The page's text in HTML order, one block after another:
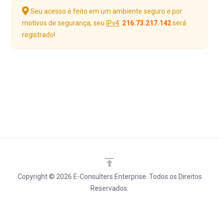
Seu acesso é feito em um ambiente seguro e por
motivos de segurança, seu IPv4: 216.73.217.142será
registrado!
Copyright © 2026 E-Consulters Enterprise. Todos os Direitos
Reservados.